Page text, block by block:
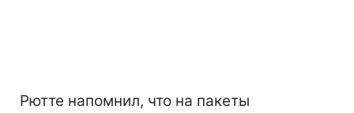
Рютте напомнил, что на пакеты